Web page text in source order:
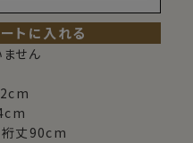
トに入れる
ません
丈90cm